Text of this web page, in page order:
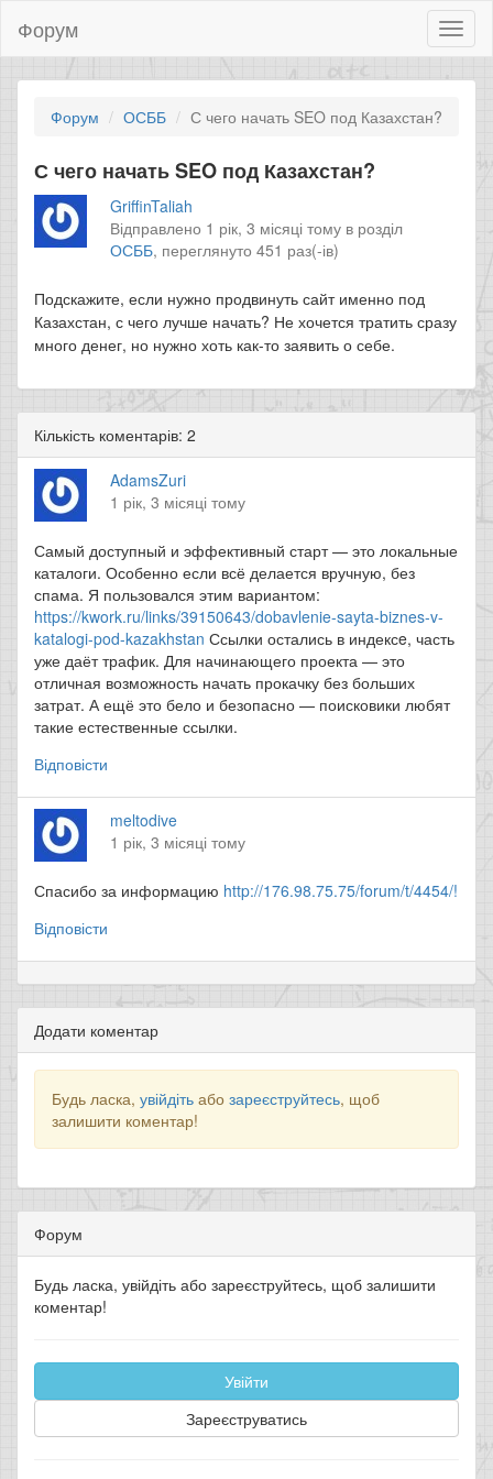
Форум
Форум ОСББ С чего начать SEO под Казахстан?
С чего начать SEO под Казахстан?
GriffinTaliah
Відправлено 1 рік, 3 місяці тому в розділ
ОСББ, переглянуто 451 раз(-ів)
Подскажите, если нужно продвинуть сайт именно под
Казахстан, с чего лучше начать? Не хочется тратить сразу
много денег, но нужно хоть как-то заявить о себе.
Кількість коментарів: 2
AdamsZuri
1 рік, 3 місяці тому
Самый доступный и эффективный старт — это локальные
каталоги. Особенно если всё делается вручную, без
спама. Я пользовался этим вариантом:
https://kwork.ru/links/39150643/dobavlenie-sayta-biznes-v-
katalogi-pod-kazakhstan Ссылки остались в индексe, часть
уже даёт трафик. Для начинающего проекта — это
отличная возможность начать прокачку без больших
затрат. А ещё это бело и безопасно — поисковики любят
такие естественные ссылки.
Відповісти
meltodive
1 рік, 3 місяці тому
Спасибо за информацию http://176.98.75.75/forum/t/4454/!
Відповісти
Додати коментар
Будь ласка, увійдіть або зареєструйтесь, щоб
залишити коментар!
Форум
Будь ласка, увійдіть або зареєструйтесь, щоб залишити
коментар!
Увійти
Зареєструватись